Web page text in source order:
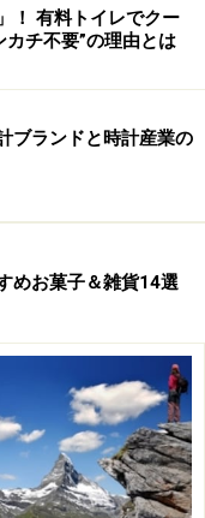
め、「外務省 海外安全
十分注意を払ってく
！ 有料トイレでクー
チ不要”の理由とは
ブランドと時計産業の
めお菓子＆雑貨14選